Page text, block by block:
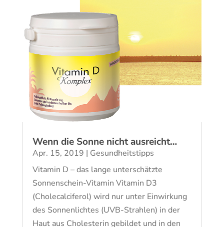
Wenn die Sonne nicht ausreicht…
Apr. 15, 2019 | Gesundheitstipps
Vitamin D – das lange unterschätzte
Sonnenschein-Vitamin Vitamin D3
(Cholecalciferol) wird nur unter Einwirkung
des Sonnenlichtes (UVB-Strahlen) in der
Haut aus Cholesterin gebildet und in den